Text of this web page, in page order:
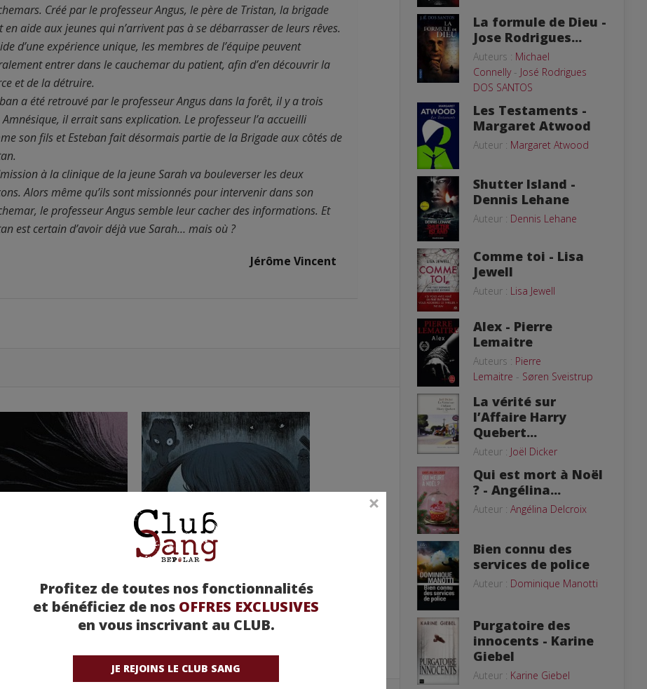
Profitez de toutes nos fonctionnalités
et bénéficiez de nos OFFRES EXCLUSIVES
en vous inscrivant au CLUB.
JE REJOINS LE CLUB SANG
Créé par le professeur Angus, le père de Tristan, la brigade
en aide aux jeunes qui n’arrivent pas à se débarrasser de leurs rêves.
d’une expérience unique, les membres de l’équipe peuvent
entrer dans le cauchemar du patient, afin d’en découvrir la
et de la détruire.
a été retrouvé par le professeur Angus dans la forêt, il y a trois
Amnésique, il errait sans explication. Le professeur l’a accueilli
son fils et Esteban fait désormais partie de la Brigade aux côtés de
à la clinique de la jeune Sarah va bouleverser les deux
Alors même qu’ils sont missionnés pour intervenir dans son
le professeur Angus semble leur cacher des informations. Et
est certain d’avoir déjà vue Sarah… mais où ?
Jérôme Vincent
La formule de Dieu -
Jose Rodrigues...
Auteurs : Michael
Connelly- José Rodrigues
DOS SANTOS
Les Testaments -
Margaret Atwood
Auteur : Margaret Atwood
Shutter Island -
Dennis Lehane
Auteur : Dennis Lehane
Comme toi - Lisa
Jewell
Auteur : Lisa Jewell
Alex - Pierre
Lemaitre
Auteurs : Pierre
Lemaitre - Søren Sveistrup
La vérité sur
l’Affaire Harry
Quebert...
Auteur : Joël Dicker
Qui est mort à Noël
? - Angélina...
Auteur : Angélina Delcroix
Bien connu des
services de police
Auteur : Dominique Manotti
Purgatoire des
innocents - Karine
Giebel
Auteur : Karine Giebel